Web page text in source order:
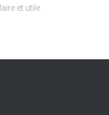
et utile.